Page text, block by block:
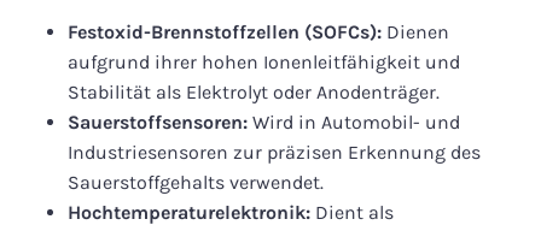
Festoxid-Brennstoffzellen (SOFCs): Dienen
aufgrund ihrer hohen Ionenleitfähigkeit und
Stabilität als Elektrolyt oder Anodenträger.
Sauerstoffsensoren: Wird in Automobil- und
Industriesensoren zur präzisen Erkennung des
Sauerstoffgehalts verwendet.
Hochtemperaturelektronik: Dient als